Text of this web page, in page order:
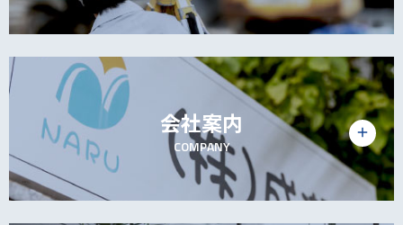
会社案内
COMPANY
add